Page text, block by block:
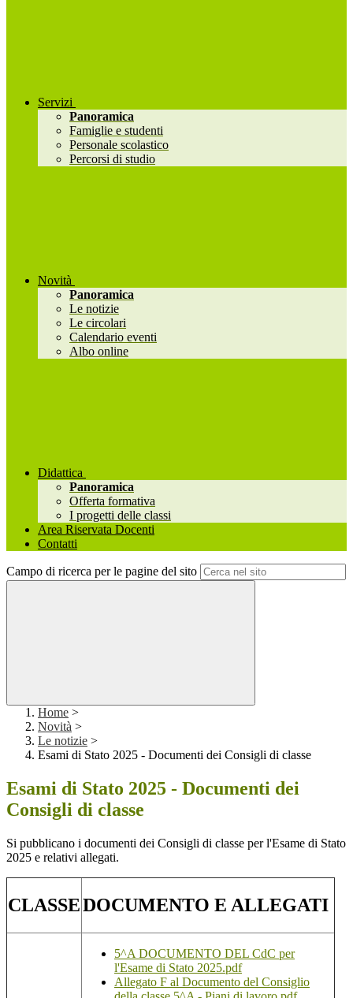
Servizi
Panoramica
Famiglie e studenti
Personale scolastico
Percorsi di studio
Novità
Panoramica
Le notizie
Le circolari
Calendario eventi
Albo online
Didattica
Panoramica
Offerta formativa
I progetti delle classi
Area Riservata Docenti
Contatti
Campo di ricerca per le pagine del sito
Home >
Novità >
Le notizie >
Esami di Stato 2025 - Documenti dei Consigli di classe
Esami di Stato 2025 - Documenti dei
Consigli di classe
Si pubblicano i documenti dei Consigli di classe per l'Esame di Stato
2025 e relativi allegati.
CLASSEDOCUMENTO E ALLEGATI
5^A DOCUMENTO DEL CdC per
l'Esame di Stato 2025.pdf
Allegato F al Documento del Consiglio